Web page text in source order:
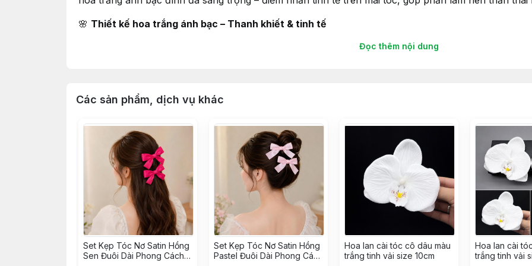
🌸 Thiết kế hoa trắng ánh bạc – Thanh khiết & tinh tế
Chiếc cài tóc được tạo hình từ những bông hoa trắng nhỏ xinh, được phủ lớp ánh bạc nhẹ nhàng
Đính đá sang trọng – Tỏa sáng mọi góc nhìn
Phù hợp nhiều kiểu tóc và phong cách cưới
Dù bạn lựa chọn tóc búi cao sang trọng, tóc thả xoăn lãng mạn hay tóc tết nhẹ nhàng, chiếc cài
hợp và làm nổi bật tổng thể. Màu trắng ánh bạc cũng rất dễ phối hợp với nhiều tone váy cưới – từ
Đọc thêm nội dung
Các sản phẩm, dịch vụ khác
Set Kẹp Tóc Nơ Satin Hồng
Sen Đuôi Dài Phong Cách
Set Kẹp Tóc Nơ Satin Hồng
Pastel Đuôi Dài Phong Cách
Hoa lan cài tóc cô dâu màu
trắng tinh vải size 10cm
Hoa lan cài
trắng tinh vải